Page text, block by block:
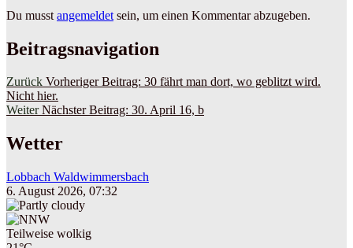
Du musst angemeldet sein, um einen Kommentar abzugeben.
Beitragsnavigation
Zurück Vorheriger Beitrag: 30 fährt man dort, wo geblitzt wird.
Nicht hier.
Weiter Nächster Beitrag: 30. April 16, b
Wetter
Lobbach Waldwimmersbach
6. August 2026, 07:32
Teilweise wolkig